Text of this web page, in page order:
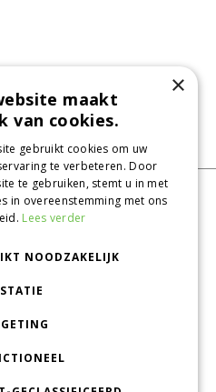
×
maakt
van cookies.
gebruikt cookies om uw
te verbeteren. Door
te gebruiken, stemt u in met
in overeenstemming met ons
Lees verder
NOODZAKELIJK